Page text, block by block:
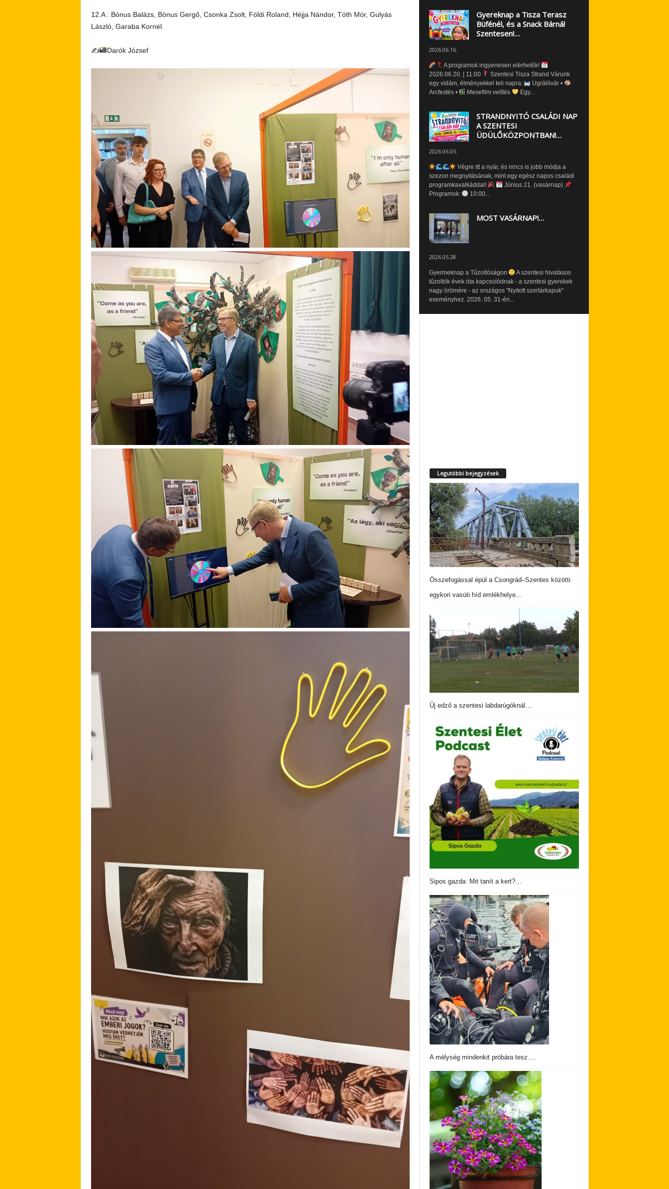
12.A : Bónus Balázs, Bónus Gergő, Csonka Zsolt, Földi Roland, Héjja Nándor, Tóth Mór, Gulyás
László, Garaba Kornél.
✍ Darók József
Gyereknap a Tisza Terasz
Büfénél, és a Snack Bárnál
Szentesen!…
2026.06.16.
A programok ingyenesen elérhetők!
2026.06.20. | 11:00
Szentesi Tisza Strand Várunk
egy vidám, élményekkel teli napra:
Ugrálóvár •
Arcfestés •
Mesefilm vetítés Egy...
STRANDNYITÓ CSALÁDI NAP
A SZENTESI
ÜDÜLŐKÖZPONTBAN!…
2026.06.05.
Végre itt a nyár, és nincs is jobb módja a
szezon megnyitásának, mint egy egész napos családi
programkavalkáddal!
Június 21. (vasárnap)
Programok:
10:00...
MOST VASÁRNAP!…
2026.05.28.
Gyermeknap a Tűzoltóságon
A szentesi hivatásos
tűzoltók évek óta kapcsolódnak - a szentesi gyerekek
nagy örömére - az országos "Nyitott szertárkapuk"
eseményhez. 2026. 05. 31-én...
Legutóbbi bejegyzések
Összefogással épül a Csongrád–Szentes közötti
egykori vasúti híd emlékhelye…
Új edző a szentesi labdarúgóknál…
Sipos gazda: Mit tanít a kert?…
A mélység mindenkit próbára tesz….